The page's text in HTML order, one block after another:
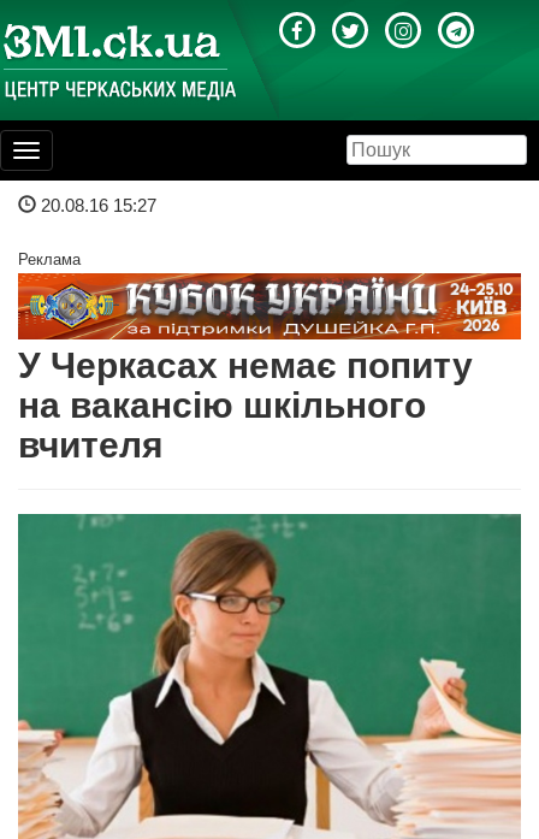
Toggle
navigation
20.08.16 15:27
Реклама
У Черкасах немає попиту
на вакансію шкільного
вчителя